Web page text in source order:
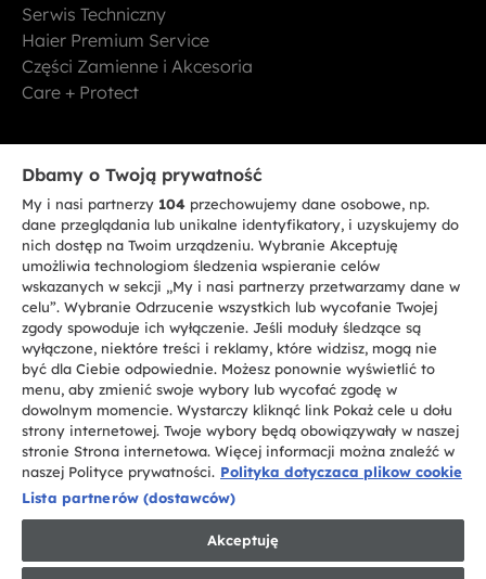
Serwis Techniczny
Haier Premium Service
Części Zamienne i Akcesoria
Care + Protect
Bądź w kontakcie
ZAREJESTRUJ SIĘ TERAZ
CANDY HOOVER GROUP S.r.I. - jednoosobowa sp. z.o.o. - SIEDZIBA
STATUTOWA: Via Comolli, 57 - 20861 Brugherio (MB) - Włochy -
SIEDZIBY ADMINISTRACYJNE: Via Privata Eden Fumagalli bez
nadanego numeru - 20861 Brugherio (MB) i Via Trento nr 20/A-22 - 20871
Vimercate (MB) - Włochy - Tel.: +39.039.2086.1 - Faks: +39.039.2086.237 -
Kapitał zakładowy 35.000.000,00 € wpłacony w całości - Kod identyfikacji
podatkowej i nr wpisu do Rejestru przedsiębiorstw dla rejonu Mediolan-
Monza-Brianza-Lodi 04666310158 - NIP 00786860965 - Numer wpisu do
Repertorium Ekonomiczno - Administracyjnego REA: MB-1033934 -
Candy S.p.A.
PL / Polski
Dbamy o Twoją prywatność
My i nasi partnerzy 104 przechowujemy dane osobowe, np.
dane przeglądania lub unikalne identyfikatory, i uzyskujemy do
nich dostęp na Twoim urządzeniu. Wybranie Akceptuję
umożliwia technologiom śledzenia wspieranie celów
wskazanych w sekcji „My i nasi partnerzy przetwarzamy dane w
celu”. Wybranie Odrzucenie wszystkich lub wycofanie Twojej
zgody spowoduje ich wyłączenie. Jeśli moduły śledzące są
wyłączone, niektóre treści i reklamy, które widzisz, mogą nie
być dla Ciebie odpowiednie. Możesz ponownie wyświetlić to
menu, aby zmienić swoje wybory lub wycofać zgodę w
dowolnym momencie. Wystarczy kliknąć link Pokaż cele u dołu
strony internetowej. Twoje wybory będą obowiązywały w naszej
stronie Strona internetowa. Więcej informacji można znaleźć w
naszej Polityce prywatności. Polityka dotyczaca plikow cookie
Lista partnerów (dostawców)
Akceptuję